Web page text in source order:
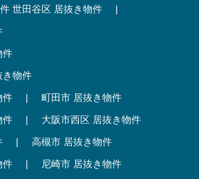
世田谷区 居抜き物件
|
件
き物件
件
|
町田市 居抜き物件
件
|
大阪市西区 居抜き物件
|
高槻市 居抜き物件
件
|
尼崎市 居抜き物件